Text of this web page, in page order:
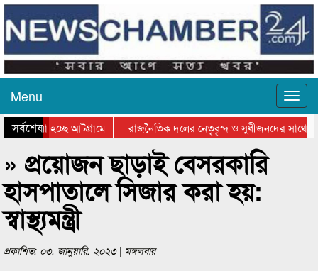
Menu
সর্বশেষ
যাওয়া হচ্ছে আটগ্রামে
রাজনৈতিক দলের নেতৃবৃন্দ ও সুধীজনদের সাথে
সিলেটে বাংলাদেশ গ্রুপ থিয়েটার ফেডারেশানের
» প্রয়োজন ছাড়াই বেসরকারি
হাসপাতালে সিজার করা হয়:
স্বাস্থ্যমন্ত্রী
প্রকাশিত: ০৩. জানুয়ারি. ২০২৩ | মঙ্গলবার